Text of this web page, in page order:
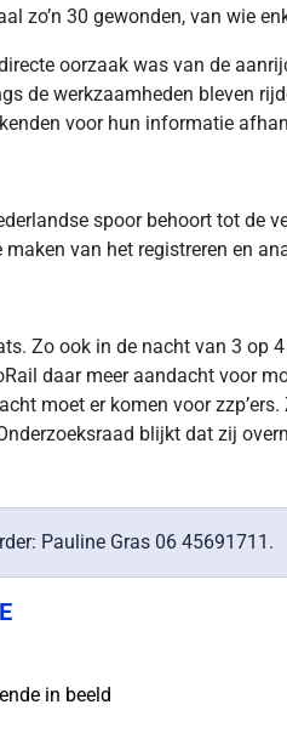
zo’n 30 gewonden, van wie
oorzaak was van de
de werkzaamheden bleven
voor hun informatie
spoor behoort tot
van het registreren en
Zo ook in de nacht van 3 op
daar meer aandacht voor
moet er komen voor
blijkt dat zij
Pauline Gras 06 45691711.
in beeld